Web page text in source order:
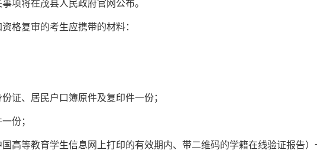
项将在茂县人民政府官网 公布。
格复审的考生应携带的材料：
证、居民户口簿原件及复印件一份；
份；
国高等教育学生信息网上打印的有效期内、带二维码的学籍在线验证报告）